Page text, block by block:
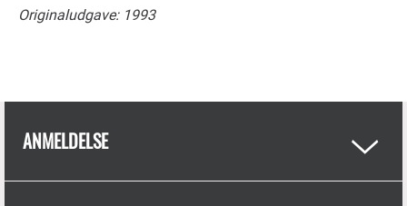
Originaludgave: 1993
ANMELDELSE